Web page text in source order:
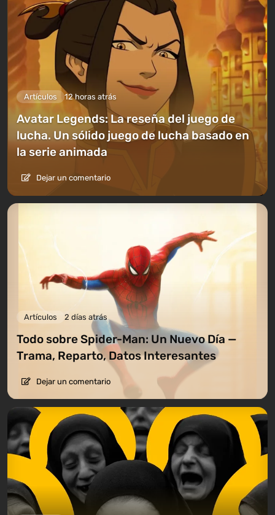
Artículos 12 horas atrás
Avatar Legends: La reseña del juego de
lucha. Un sólido juego de lucha basado en
la serie animada
Dejar un comentario
Artículos 2 días atrás
Todo sobre Spider-Man: Un Nuevo Día —
Trama, Reparto, Datos Interesantes
Dejar un comentario